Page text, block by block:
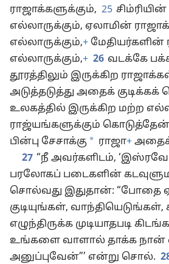
ராஜாக்களுக்கும், 25
எல்லாருக்கும், ஏலாமின்
எல்லாருக்கும்,+ மேதியர்களின்
எல்லாருக்கும்,+ 26 வடக்கே
தூரத்திலும் இருக்கிற
அடுத்தடுத்து அதைக்
உலகத்தில் இருக்கிற மற்ற
ராஜ்யங்களுக்கும்
பின்பு சேசாக்கு * ராஜா+ அதைக்
27 “நீ அவர்களிடம்,
பரலோகப் படைகளின்
சொல்வது இதுதான்: “போதை
குடியுங்கள்,
எழுந்திருக்க முடியாதபடி
உங்களை வாளால் தாக்க நான்
அனுப்புவேன்”’ என்று சொல்.